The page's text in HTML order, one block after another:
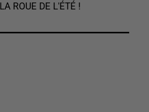
ROUE DE L'ÉTÉ !